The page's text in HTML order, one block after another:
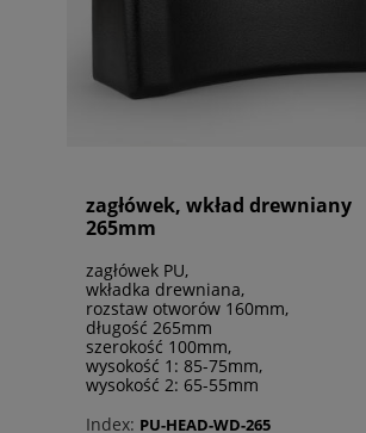
zagłówek, wkład drewniany
265mm
zagłówek PU,
wkładka drewniana,
rozstaw otworów 160mm,
długość 265mm
szerokość 100mm,
wysokość 1: 85-75mm,
wysokość 2: 65-55mm
Index: PU-HEAD-WD-265